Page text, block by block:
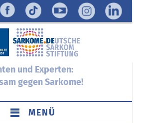
und Experten:
gegen Sarkome!
MENÜ